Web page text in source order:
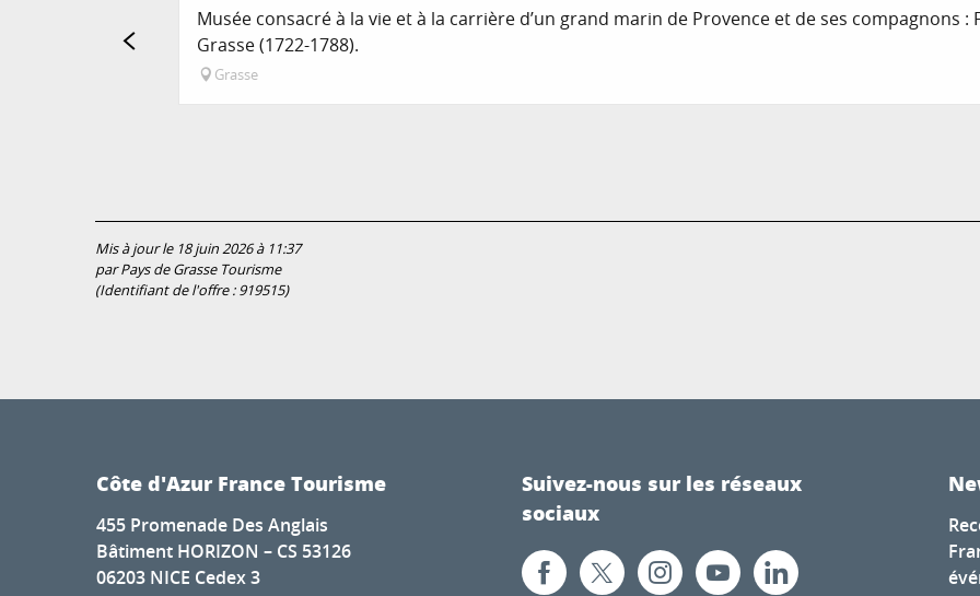
Musée consacré à la vie et à la carrière d’un grand marin de Provence et de ses compagnons :
Grasse (1722-1788).
Grasse
Mis à jour le 18 juin 2026 à 11:37
par Pays de Grasse Tourisme
(Identifiant de l'offre :919515)
Côte d'Azur France Tourisme
455 Promenade Des Anglais
Bâtiment HORIZON – CS 53126
06203 NICE Cedex 3
Suivez-nous sur les réseaux
sociaux